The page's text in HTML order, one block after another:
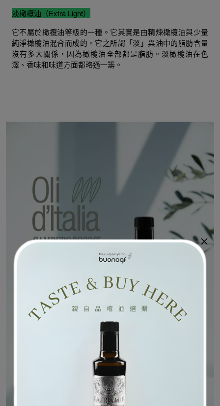
淡橄欖油（Extra Light）
它不屬於橄欖油等級的一種。它其實是由精煉橄欖油與少量
純淨橄欖油混合而成的。它之所謂「淡」與油中的脂肪含量
沒有多大關係，因為橄欖油全部都是脂肪。淡橄欖油在色
澤、香味和味道方面都略遜一籌。